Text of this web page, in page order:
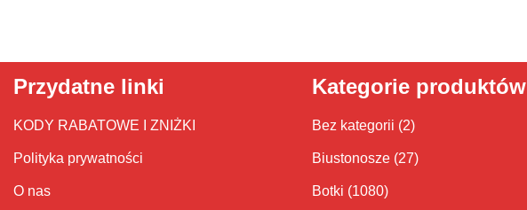
Przydatne linki
KODY RABATOWE I ZNIŻKI
Polityka prywatności
O nas
Kategorie produktów
Bez kategorii (2)
Biustonosze (27)
Botki (1080)